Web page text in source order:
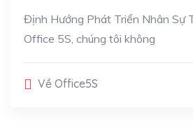
Định Hướng Phát Triển Nhân Sự
Office 5S, chúng tôi không
Về Office5S